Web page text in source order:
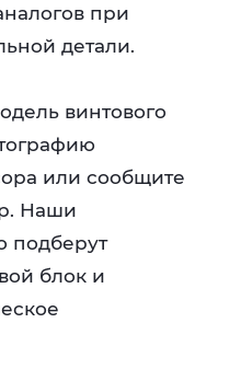
при
детали.
винтового
или сообщите
Наши
подберут
блок и